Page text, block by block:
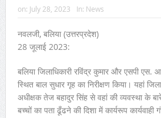
on: July 28, 2023 In: News
नवलजी, बलिया (उत्तरप्रदेश)
28 जूलाई 2023:
बलिया जिलाधिकारी रविंद्र कुमार और एसपी
स्थित बाल सुधार गृह का निरीक्षण किया। यहां
अधीक्षक तेज बहादुर सिंह से वहां की व्यवस्था के
बच्चों का पता ढूँढने की दिशा में कार्यरूप कार्यवाही